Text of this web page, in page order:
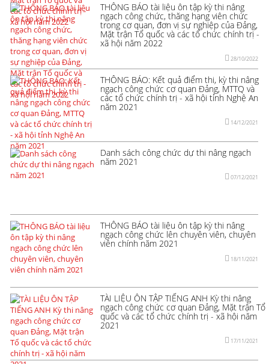
THÔNG BÁO tài liệu ôn tập kỳ thi nâng
ngạch công chức, thăng hạng viên chức
trong cơ quan, đơn vị sự nghiệp của Đảng,
Mặt trận Tổ quốc và các tổ chức chính trị -
xã hội năm 2022
28/10/2022
THÔNG BÁO: Kết quả điểm thi, kỳ thi nâng
ngạch công chức cơ quan Đảng, MTTQ và
các tổ chức chính trị - xã hội tỉnh Nghệ An
năm 2021
14/12/2021
Danh sách công chức dự thi nâng ngạch
năm 2021
07/12/2021
THÔNG BÁO tài liệu ôn tập kỳ thi nâng
ngạch công chức lên chuyên viên, chuyên
viên chính năm 2021
18/11/2021
TÀI LIỆU ÔN TẬP TIẾNG ANH Kỳ thi nâng
ngạch công chức cơ quan Đảng, Mặt trận Tổ
quốc và các tổ chức chính trị - xã hội năm
2021
17/11/2021